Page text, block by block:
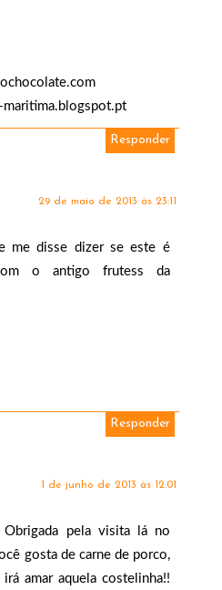
Responder
29 de maio de 2013 às 23:11
me disse dizer se este é
o antigo frutess da
Responder
1 de junho de 2013 às 12:01
Obrigada pela visita lá no
gosta de carne de porco,
amar aquela costelinha!!